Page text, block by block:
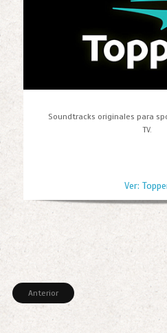
Soundtracks originales para
TV.
Ver:
Anterior